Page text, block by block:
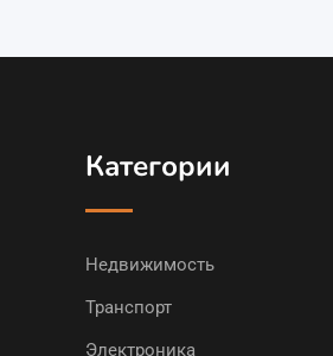
Категории
Недвижимость
Транспорт
Электроника